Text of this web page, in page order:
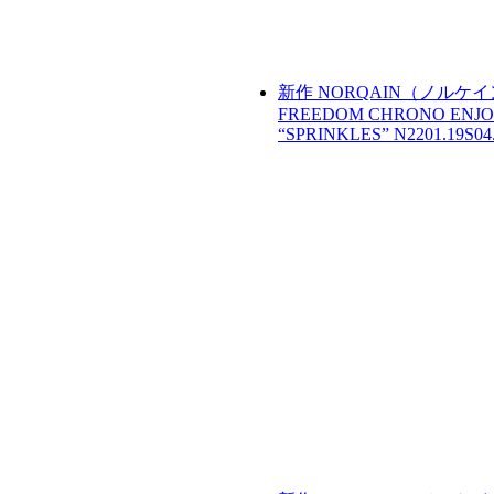
新作 NORQAIN（ノルケイ
FREEDOM CHRONO
“SPRINKLES”